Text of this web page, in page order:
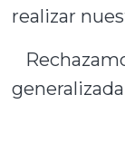
realizar